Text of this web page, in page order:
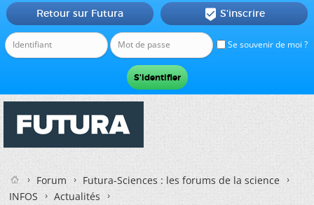
Se souvenir de moi ?
Retour sur Futura  S'inscrire
Forum
Futura-Sciences : les forums de la science
INFOS
Actualités